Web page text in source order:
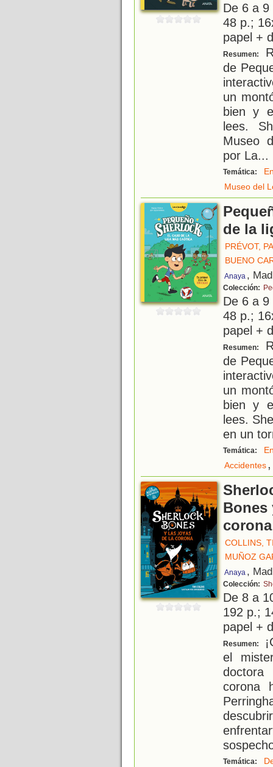
De 6 a
48 p.;
papel +
Resumen:
de
un
bien y
lees.
Museo
por La...
Temática:
Museo del
de la
PRÉVOT,
BUENO
Anaya ,
Colección:
De 6 a
48 p.;
papel +
Resumen:
de
un
bien y
lees.
en un
Temática:
Accidentes,
corona
COLLINS,
MUÑOZ
Anaya ,
Colección:
De 8 a
192 p.;
papel +
Resumen:
el
corona
Temática: